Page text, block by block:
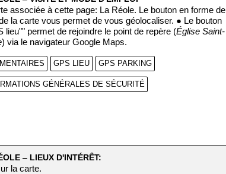
associée à cette page: La Réole. Le bouton en forme de
la carte vous permet de vous géolocaliser. ● Le bouton
lieu"" permet de rejoindre le point de repère (Église Saint-
) via le navigateur Google Maps.
GPS LIEU GPS PARKING
GÉNÉRALES DE SÉCURITÉ
‒ LIEUX D'INTÉRÊT:
la carte.